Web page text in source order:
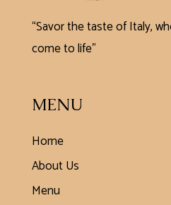
“Savor the taste of Italy,
come to life”
MENU
Home
About Us
Menu